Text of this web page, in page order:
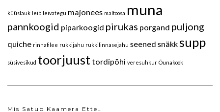
küüslauk leib leivategu majonees maltoosa muna
pannkoogid piparkoogid pirukas porgand puljong
quiche rinnafilee rukkijahu rukkilinnasejahu seened snäkk supp
süsivesikud toorjuust tordipõhi veresuhkur Õunakook
Mis Satub Kaamera Ette…